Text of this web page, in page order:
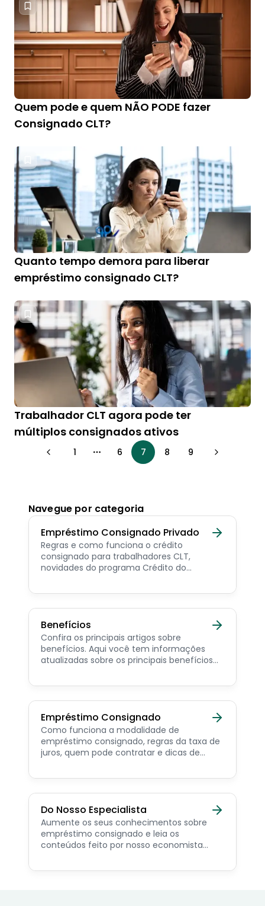
Quem pode e quem NÃO PODE fazer
Consignado CLT?
Quanto tempo demora para liberar
empréstimo consignado CLT?
Trabalhador CLT agora pode ter
múltiplos consignados ativos
1 More pages
6 7 8 9
Navegue por categoria
Empréstimo Consignado Privado
Regras e como funciona o crédito
consignado para trabalhadores CLT,
novidades do programa Crédito do
consignado privado.
Benefícios
Confira os principais artigos sobre
benefícios. Aqui você tem informações
atualizadas sobre os principais benefícios
pensionista e beneficiários de programas
Empréstimo Consignado
Como funciona a modalidade de
empréstimo consignado, regras da taxa de
juros, quem pode contratar e dicas de
Do Nosso Especialista
Aumente os seus conhecimentos sobre
empréstimo consignado e leia os
conteúdos feito por nosso economista